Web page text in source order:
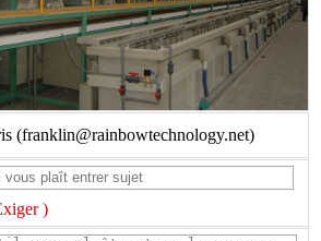
(franklin@rainbowtechnology.net)
)